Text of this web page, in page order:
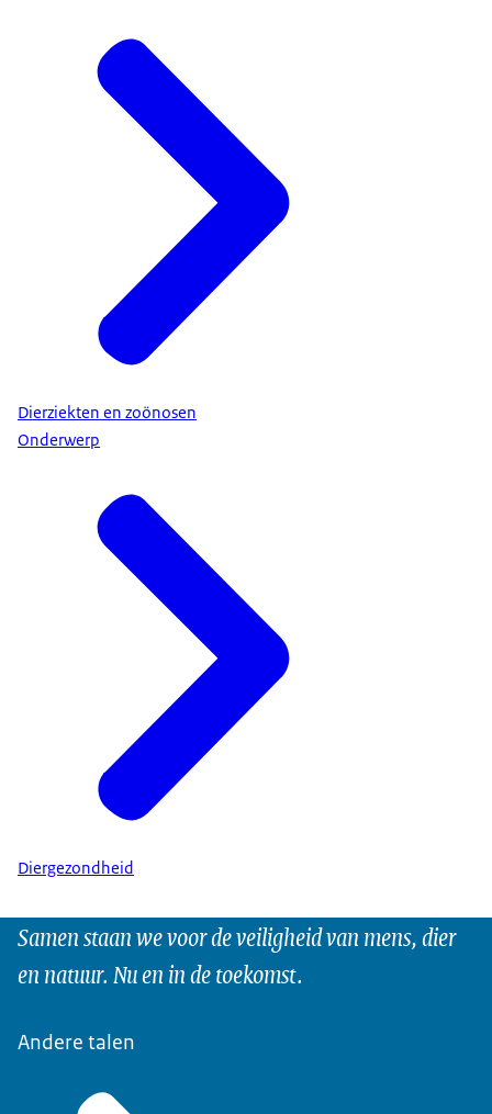
Dierziekten en zoönosen
Onderwerp
Diergezondheid
Samen staan we voor de veiligheid van mens, dier
en natuur. Nu en in de toekomst.
Andere talen